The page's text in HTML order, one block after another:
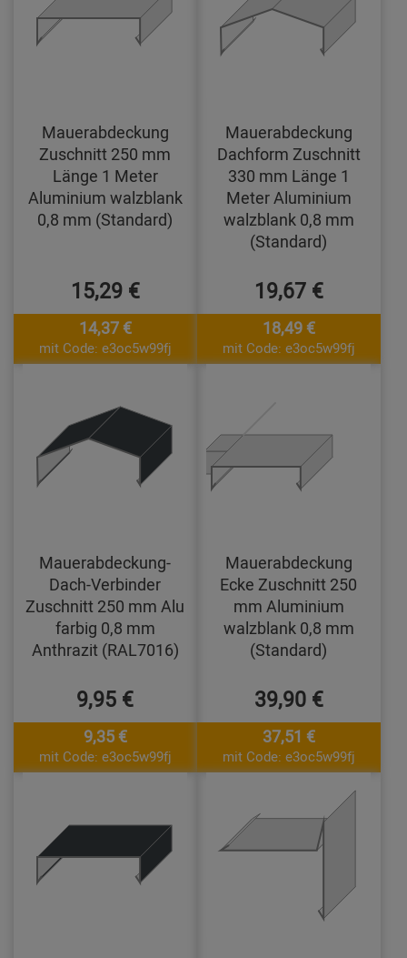
Mauerabdeckung
Zuschnitt 250 mm
Länge 1 Meter
Aluminium walzblank
0,8 mm (Standard)
15,29 €
14,37 €
mit Code: e3oc5w99fj
Mauerabdeckung
Dachform Zuschnitt
330 mm Länge 1
Meter Aluminium
walzblank 0,8 mm
(Standard)
19,67 €
18,49 €
mit Code: e3oc5w99fj
Mauerabdeckung-
Dach-Verbinder
Zuschnitt 250 mm Alu
farbig 0,8 mm
Anthrazit (RAL7016)
9,95 €
9,35 €
mit Code: e3oc5w99fj
Mauerabdeckung
Ecke Zuschnitt 250
mm Aluminium
walzblank 0,8 mm
(Standard)
39,90 €
37,51 €
mit Code: e3oc5w99fj